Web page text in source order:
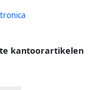
kantoorartikelen